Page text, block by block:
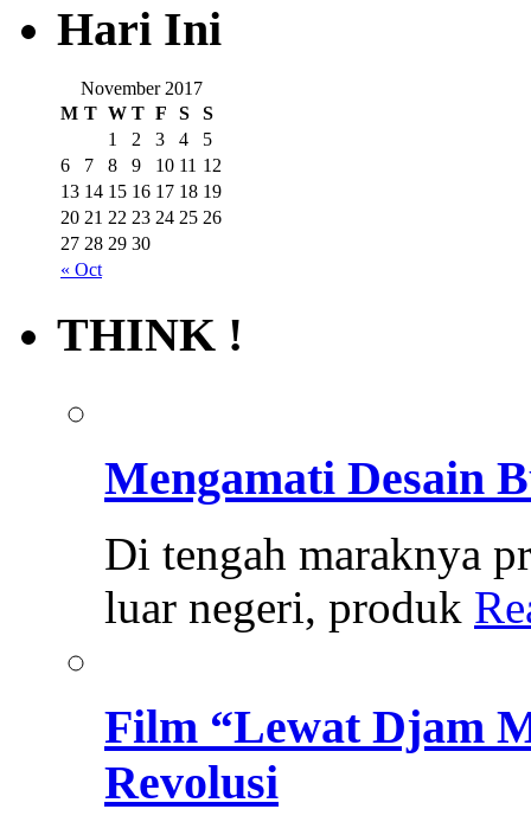
Hari Ini
November 2017
M T W T F S S
« Oct
1 2 3 4
5
6
7 8 9 10 11 12
13 14 15 16 17 18 19
20 21 22 23 24 25 26
27 28 29 30
THINK !
Mengamati Desain
Di tengah maraknya
luar negeri, produk
Film “Lewat Djam
Revolusi